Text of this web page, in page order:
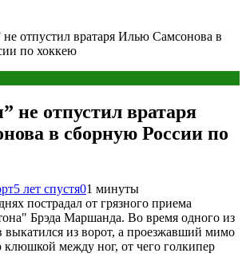
отпустил вратаря Илью Самсонова в
по хоккею
не отпустил вратаря
в сборную России по
5 лет спустя01 минуты
пострадал от грязного приема
Брэда Маршанда. Во время одного из
выкатился из ворот, а проезжавший мимо
клюшкой между ног, от чего голкипер